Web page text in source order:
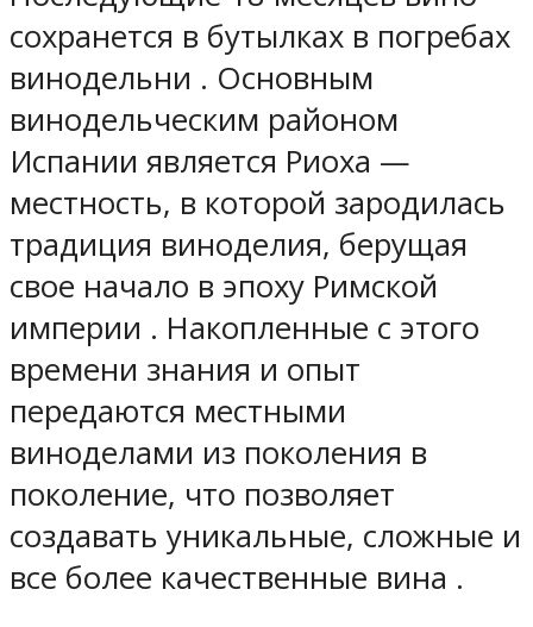
сохранется в бутылках в погребах
винодельни . Основным
винодельческим районом
Испании является Риоха —
местность, в которой зародилась
традиция виноделия, берущая
свое начало в эпоху Римской
империи . Накопленные с этого
времени знания и опыт
передаются местными
виноделами из поколения в
поколение, что позволяет
создавать уникальные, сложные и
все более качественные вина .